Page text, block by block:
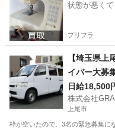
状態が悪く
プリフラ
【埼玉県上
イバー大募
日給18,500
株式会社
上尾市
枠が空いたので、3名の緊急募集に